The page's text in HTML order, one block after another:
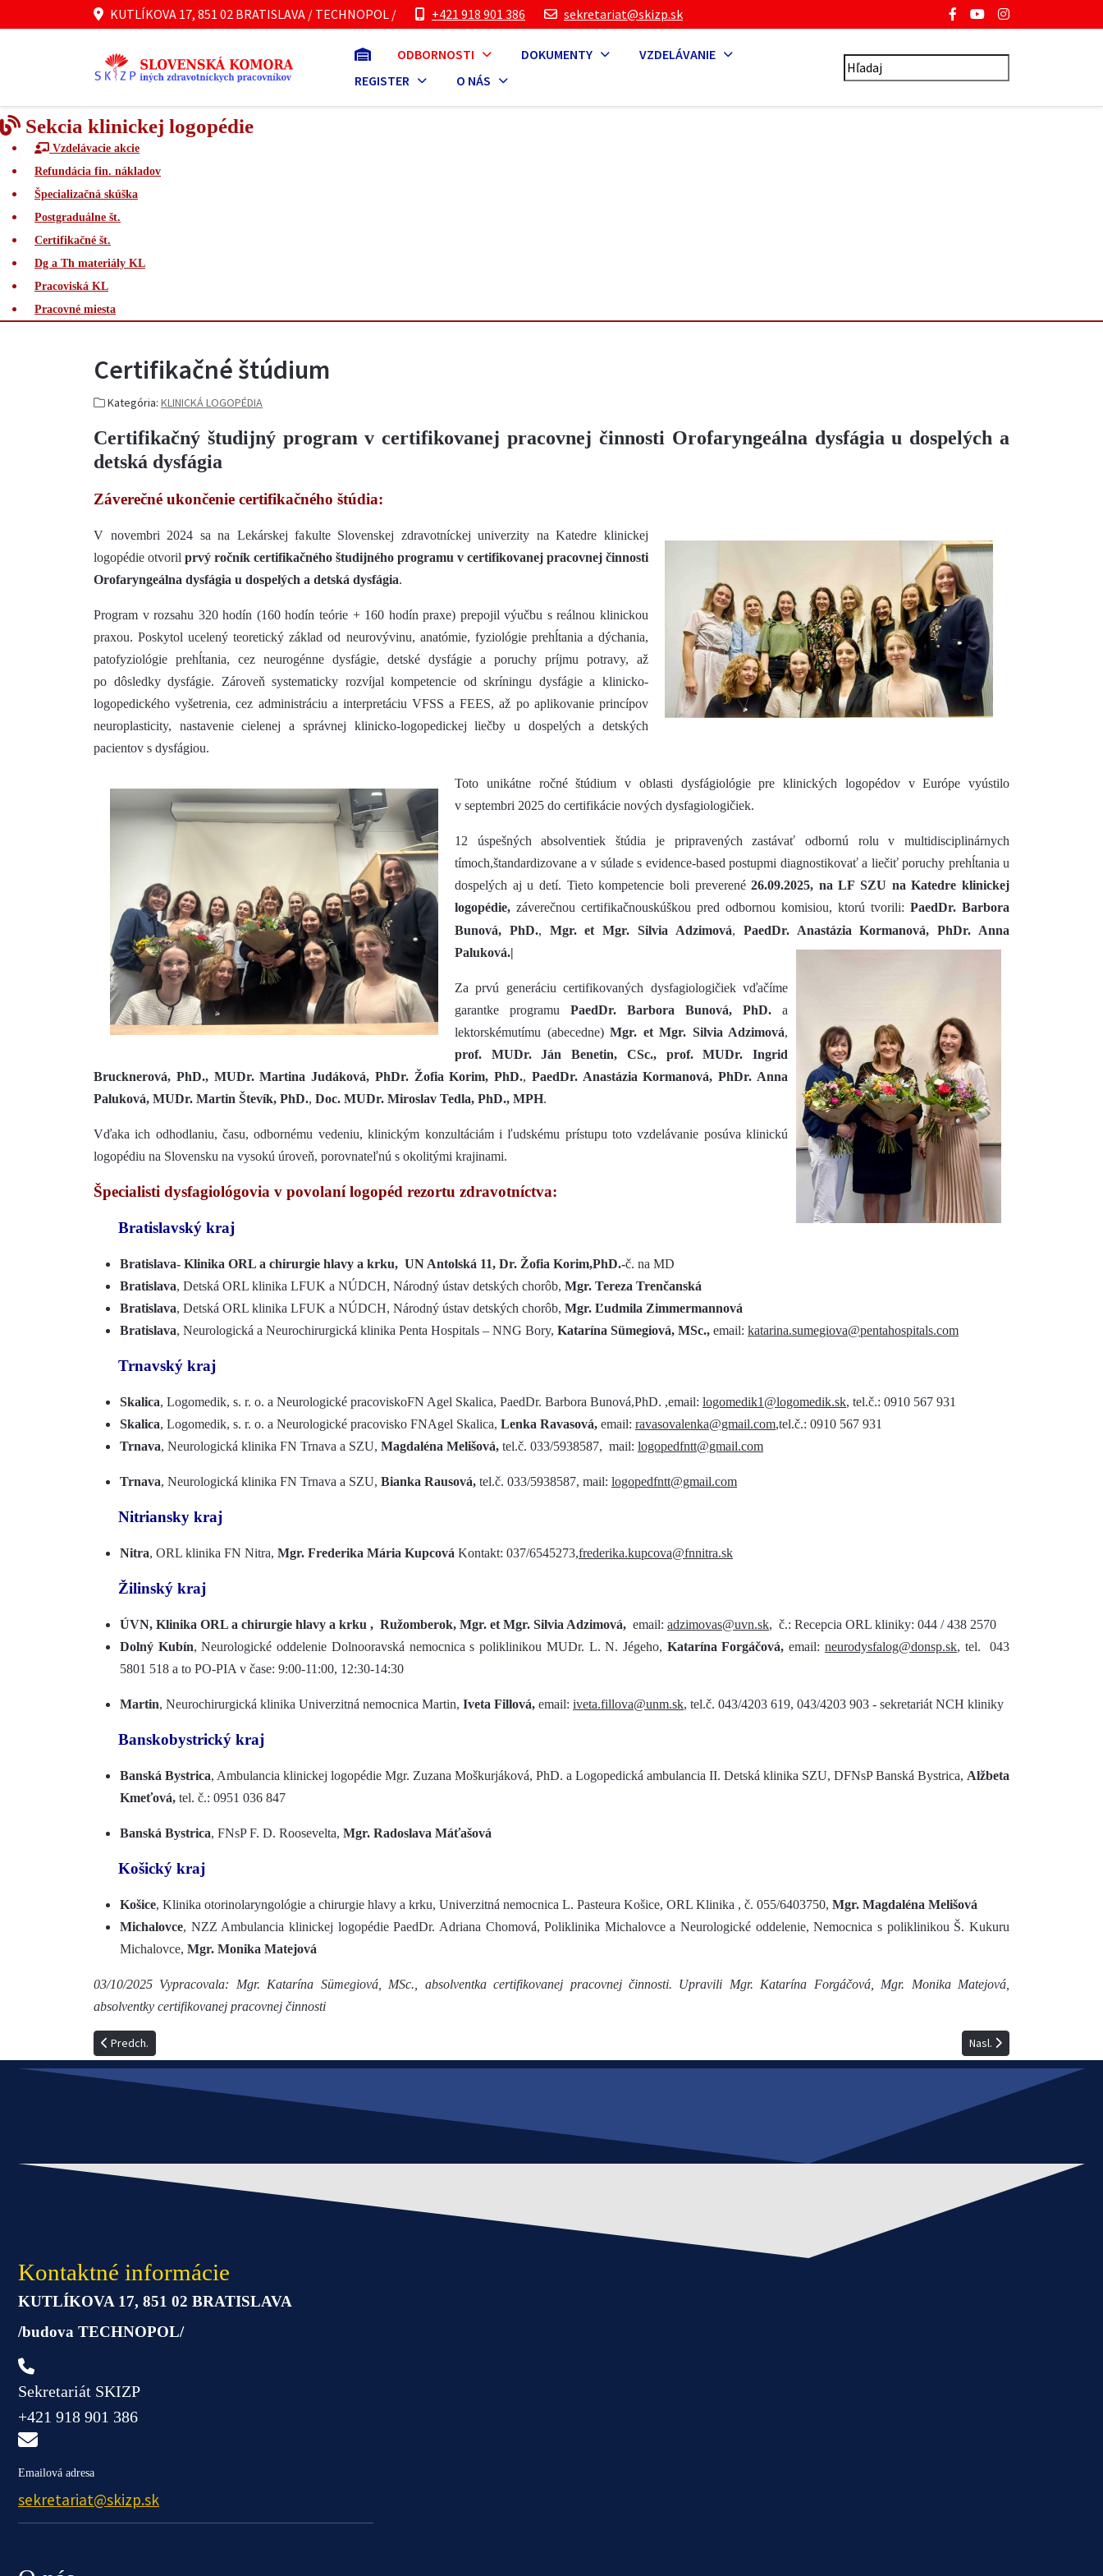
KUTLÍKOVA 17, 851 02 BRATISLAVA / TECHNOPOL / +421 918 901 386 sekretariat@skizp.sk
ODBORNOSTI DOKUMENTY
VZDELÁVANIE
REGISTER
O NÁS
Sekcia klinickej logopédie
Vzdelávacie akcie
Refundácia fin. nákladov
Špecializačná skúška
Postgraduálne št.
Certifikačné št.
Dg a Th materiály KL
Pracoviská KL
Pracovné miesta
Certifikačné štúdium
Kategória: KLINICKÁ LOGOPÉDIA
Certifikačný študijný program v certifikovanej pracovnej činnosti Orofaryngeálna dysfágia u dospelých a
detská dysfágia
Záverečné ukončenie certifikačného štúdia:
V novembri 2024 sa na Lekárskej fakulte Slovenskej zdravotníckej univerzity na Katedre klinickej
logopédie otvoril prvý ročník certifikačného študijného programu v certifikovanej pracovnej činnosti
Orofaryngeálna dysfágia u dospelých a detská dysfágia.
Program v rozsahu 320 hodín (160 hodín teórie + 160 hodín praxe) prepojil výučbu s reálnou klinickou
praxou. Poskytol ucelený teoretický základ od neurovývinu, anatómie, fyziológie prehĺtania a dýchania,
patofyziológie prehĺtania, cez neurogénne dysfágie, detské dysfágie a poruchy príjmu potravy, až
po dôsledky dysfágie. Zároveň systematicky rozvíjal kompetencie od skríningu dysfágie a klinicko-
logopedického vyšetrenia, cez administráciu a interpretáciu VFSS a FEES, až po aplikovanie princípov
neuroplasticity, nastavenie cielenej a správnej klinicko-logopedickej liečby u dospelých a detských
pacientov s dysfágiou.
Toto unikátne ročné štúdium v oblasti dysfágiológie pre klinických logopédov v Európe vyústilo
v septembri 2025 do certifikácie nových dysfagiologičiek.
12 úspešných absolventiek štúdia je pripravených zastávať odbornú rolu v multidisciplinárnych
tímoch,štandardizovane a v súlade s evidence-based postupmi diagnostikovať a liečiť poruchy prehĺtania u
dospelých aj u detí. Tieto kompetencie boli preverené26.09.2025, na LF SZU na Katedre klinickej
logopédie, záverečnou certifikačnouskúškou pred odbornou komisiou, ktorú tvorili: PaedDr. Barbora
Bunová, PhD., Mgr. et Mgr. Silvia Adzimová, PaedDr. Anastázia Kormanová, PhDr. Anna
Paluková.|
Za prvú generáciu certifikovaných dysfagiologičiek vďačíme
garantke programu PaedDr. Barbora Bunová, PhD. a
lektorskémutímu (abecedne) Mgr. et Mgr. Silvia Adzimová,
prof. MUDr. Ján Benetin, CSc., prof. MUDr. Ingrid
Brucknerová, PhD., MUDr. Martina Judáková, PhDr. Žofia Korim, PhD., PaedDr. Anastázia Kormanová, PhDr. Anna
Paluková, MUDr. Martin Števík, PhD., Doc. MUDr. Miroslav Tedla, PhD., MPH.
Vďaka ich odhodlaniu, času, odbornému vedeniu, klinickým konzultáciám i ľudskému prístupu toto vzdelávanie posúva klinickú
logopédiu na Slovensku na vysokú úroveň, porovnateľnú s okolitými krajinami.
Špecialisti dysfagiológovia v povolaní logopéd rezortu zdravotníctva:
Bratislavský kraj
Bratislava- Klinika ORL a chirurgie hlavy a krku, UN Antolská 11, Dr. Žofia Korim,PhD.-č. na MD
Bratislava, Detská ORL klinika LFUK a NÚDCH, Národný ústav detských chorôb, Mgr. Tereza Trenčanská
Bratislava, Detská ORL klinika LFUK a NÚDCH, Národný ústav detských chorôb, Mgr. Ľudmila Zimmermannová
Bratislava, Neurologická a Neurochirurgická klinika Penta Hospitals – NNG Bory, Katarína Sümegiová, MSc., email: katarina.sumegiova@pentahospitals.com
Trnavský kraj
Skalica, Logomedik, s. r. o. a Neurologické pracoviskoFN Agel Skalica, PaedDr. Barbora Bunová,PhD. ,email: logomedik1@logomedik.sk, tel.č.: 0910 567 931
Skalica, Logomedik, s. r. o. a Neurologické pracovisko FNAgel Skalica, Lenka Ravasová, email: ravasovalenka@gmail.com,tel.č.: 0910 567 931
Trnava, Neurologická klinika FN Trnava a SZU, Magdaléna Melišová, tel.č. 033/5938587, mail: logopedfntt@gmail.com
Trnava, Neurologická klinika FN Trnava a SZU, Bianka Rausová, tel.č. 033/5938587, mail: logopedfntt@gmail.com
Nitriansky kraj
Nitra, ORL klinika FN Nitra, Mgr. Frederika Mária Kupcová Kontakt: 037/6545273,frederika.kupcova@fnnitra.sk
Žilinský kraj
ÚVN, Klinika ORL a chirurgie hlavy a krku , Ružomberok, Mgr. et Mgr. Silvia Adzimová, email: adzimovas@uvn.sk, č.: Recepcia ORL kliniky: 044 / 438 2570
Dolný Kubín, Neurologické oddelenie Dolnooravská nemocnica s poliklinikou MUDr. L. N. Jégeho, Katarína Forgáčová, email: neurodysfalog@donsp.sk, tel. 043
5801 518 a to PO-PIA v čase: 9:00-11:00, 12:30-14:30
Martin, Neurochirurgická klinika Univerzitná nemocnica Martin, Iveta Fillová, email: iveta.fillova@unm.sk, tel.č. 043/4203 619, 043/4203 903 - sekretariát NCH kliniky
Banskobystrický kraj
Banská Bystrica, Ambulancia klinickej logopédie Mgr. Zuzana Moškurjáková, PhD. a Logopedická ambulancia II. Detská klinika SZU, DFNsP Banská Bystrica, Alžbeta
Kmeťová, tel. č.: 0951 036 847
Banská Bystrica, FNsP F. D. Roosevelta, Mgr. Radoslava Máťašová
Košický kraj
Košice, Klinika otorinolaryngológie a chirurgie hlavy a krku, Univerzitná nemocnica L. Pasteura Košice, ORL Klinika , č. 055/6403750, Mgr. Magdaléna Melišová
Michalovce, NZZ Ambulancia klinickej logopédie PaedDr. Adriana Chomová, Poliklinika Michalovce a Neurologické oddelenie, Nemocnica s poliklinikou Š. Kukuru
Michalovce, Mgr. Monika Matejová
03/10/2025 Vypracovala: Mgr. Katarína Sümegiová, MSc., absolventka certifikovanej pracovnej činnosti. Upravili Mgr. Katarína Forgáčová, Mgr. Monika Matejová,
absolventky certifikovanej pracovnej činnosti
Predchádzajúci článok: Povinnosti klinického logopéda
Predch. Nasledujúci článok:
Nasl.
Kontaktné informácie
KUTLÍKOVA 17, 851 02 BRATISLAVA
/budova TECHNOPOL/
Sekretariát SKIZP
+421 918 901 386
Emailová adresa
sekretariat@skizp.sk